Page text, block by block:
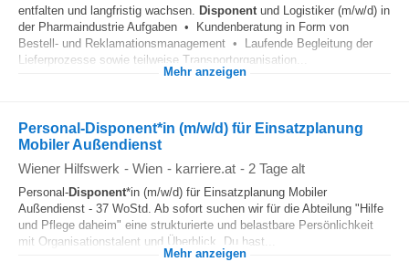
entfalten und langfristig wachsen. Disponentund Logistiker (m/w/d) in
der Pharmaindustrie Aufgaben • Kundenberatung in Form von
Bestell- und Reklamationsmanagement • Laufende Begleitung der
Lieferprozesse sowie teilweise Transportorganisation...
Mehr anzeigen
Personal-Disponent*in (m/w/d) für Einsatzplanung
Mobiler Außendienst
Wiener Hilfswerk - Wien - karriere.at - 2 Tage alt
Personal-Disponent*in (m/w/d) für Einsatzplanung Mobiler
Außendienst - 37 WoStd. Ab sofort suchen wir für die Abteilung "Hilfe
und Pflege daheim" eine strukturierte und belastbare Persönlichkeit
mit Organisationstalent und Überblick. Du hast...
Mehr anzeigen